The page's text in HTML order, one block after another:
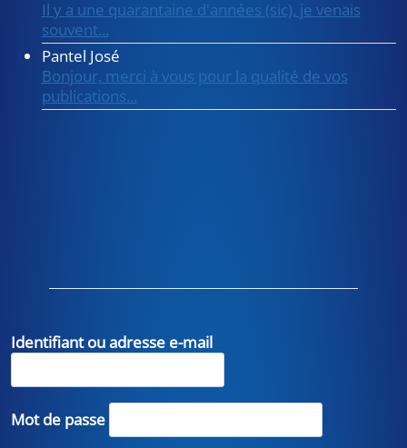
Il y a une quarantaine d'années (sic), je venais
souvent...
Pantel José
Bonjour, merci à vous pour la qualité de vos
publications...
Identifiant ou adresse e-mail
Mot de passe